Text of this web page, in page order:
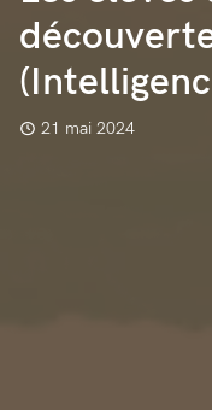
21 mai 2024